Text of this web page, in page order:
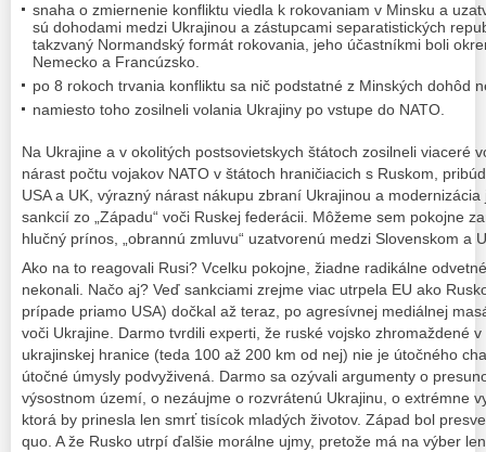
snaha o zmiernenie konfliktu viedla k rokovaniam v Minsku a
sú dohodami medzi Ukrajinou a zástupcami separatistických
takzvaný Normandský formát rokovania, jeho účastníkmi boli
Nemecko a Francúzsko.
po 8 rokoch trvania konfliktu sa nič podstatné z Minských dohôd
namiesto toho zosilneli volania Ukrajiny po vstupe do NATO.
Na Ukrajine a v okolitých postsovietskych štátoch zosilneli viaceré
nárast počtu vojakov NATO v štátoch hraničiacich s Ruskom,
USA a UK, výrazný nárast nákupu zbraní Ukrajinou a
sankcií zo „Západu“ voči Ruskej federácii. Môžeme sem pokojne
hlučný prínos, „obrannú zmluvu“ uzatvorenú medzi Slovenskom a
Ako na to reagovali Rusi? Vcelku pokojne, žiadne radikálne
nekonali. Načo aj? Veď sankciami zrejme viac utrpela EU ako
prípade priamo USA) dočkal až teraz, po agresívnej mediálnej
voči Ukrajine. Darmo tvrdili experti, že ruské vojsko zhromaždené
ukrajinskej hranice (teda 100 až 200 km od nej) nie je útočného
útočné úmysly podvyživená. Darmo sa ozývali argumenty o
výsostnom území, o nezáujme o rozvrátenú Ukrajinu, o extrémne
ktorá by prinesla len smrť tisícok mladých životov. Západ bol
quo. A že Rusko utrpí ďalšie morálne ujmy, pretože má na výber